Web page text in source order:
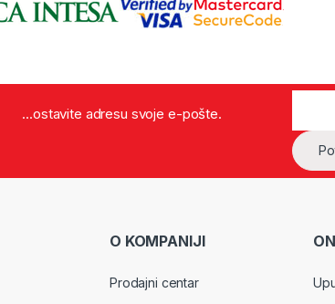
...ostavite adresu svoje e-pošte.
O KOMPANIJI
Prodajni centar